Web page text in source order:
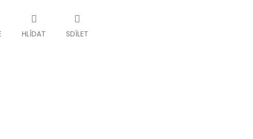
HLÍDAT SDÍLET